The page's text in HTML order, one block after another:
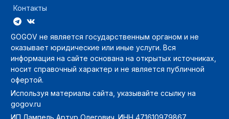
Контакты
GOGOV не является государственным органом и не
оказывает юридические или иные услуги. Вся
информация на сайте основана на открытых источниках,
носит справочный характер и не является публичной
офертой.
Используя материалы сайта, указывайте ссылку на
gogov.ru
ИП Лампель Артур Олегович. ИНН 471610979867.